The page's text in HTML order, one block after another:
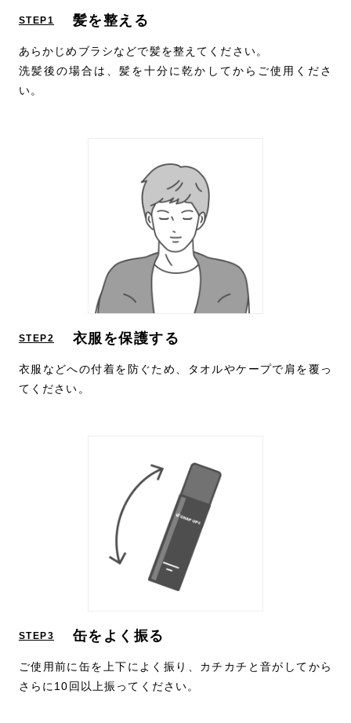
STEP1 髪を整える
あらかじめブラシなどで髪を整えてください。
洗髪後の場合は、髪を十分に乾かしてからご使用くださ
い。
STEP2 衣服を保護する
衣服などへの付着を防ぐため、タオルやケープで肩を覆っ
てください。
STEP3 缶をよく振る
ご使用前に缶を上下によく振り、カチカチと音がしてから
さらに10回以上振ってください。